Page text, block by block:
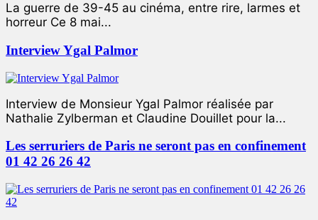
La guerre de 39-45 au cinéma, entre rire, larmes et
horreur Ce 8 mai...
Interview Ygal Palmor
Interview de Monsieur Ygal Palmor réalisée par
Nathalie Zylberman et Claudine Douillet pour la...
Les serruriers de Paris ne seront pas en confinement
01 42 26 26 42